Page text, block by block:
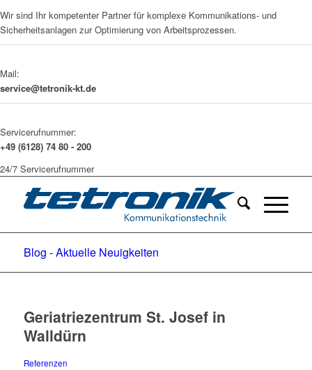
Wir sind Ihr kompetenter Partner für komplexe Kommunikations- und
Sicherheitsanlagen zur Optimierung von Arbeitsprozessen.
Mail:
service@tetronik-kt.de
Servicerufnummer:
+49 (6128) 74 80 - 200
24/7 Servicerufnummer
Blog - Aktuelle Neuigkeiten
Geriatriezentrum St. Josef in
Walldürn
Referenzen